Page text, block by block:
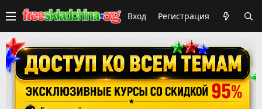
Вход Регистрация